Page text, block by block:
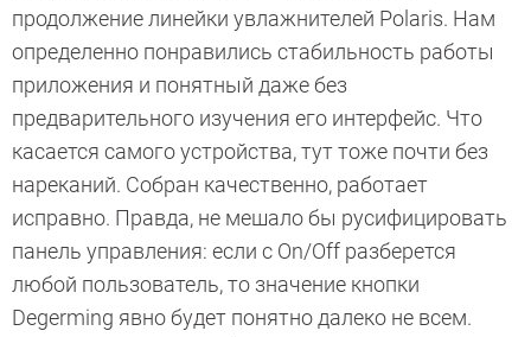
продолжение линейки увлажнителей Polaris. Нам
определенно понравились стабильность работы
приложения и понятный даже без
предварительного изучения его интерфейс. Что
касается самого устройства, тут тоже почти без
нареканий. Собран качественно, работает
исправно. Правда, не мешало бы русифицировать
панель управления: если с On/Off разберется
любой пользователь, то значение кнопки
Degerming явно будет понятно далеко не всем.